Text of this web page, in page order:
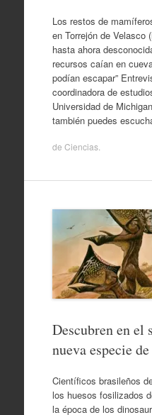
Los restos de
en Torrejón de Velasco
hasta ahora
recursos caían en
podían escapar”
coordinadora de
Universidad de
también puedes
de Ciencias.
Descubren en el
nueva especie
Científicos brasileños
los huesos fosilizados
la época de los